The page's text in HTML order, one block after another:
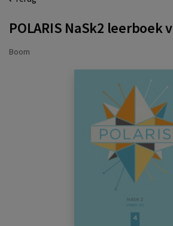
POLARIS NaSk2 leerboek
Boom